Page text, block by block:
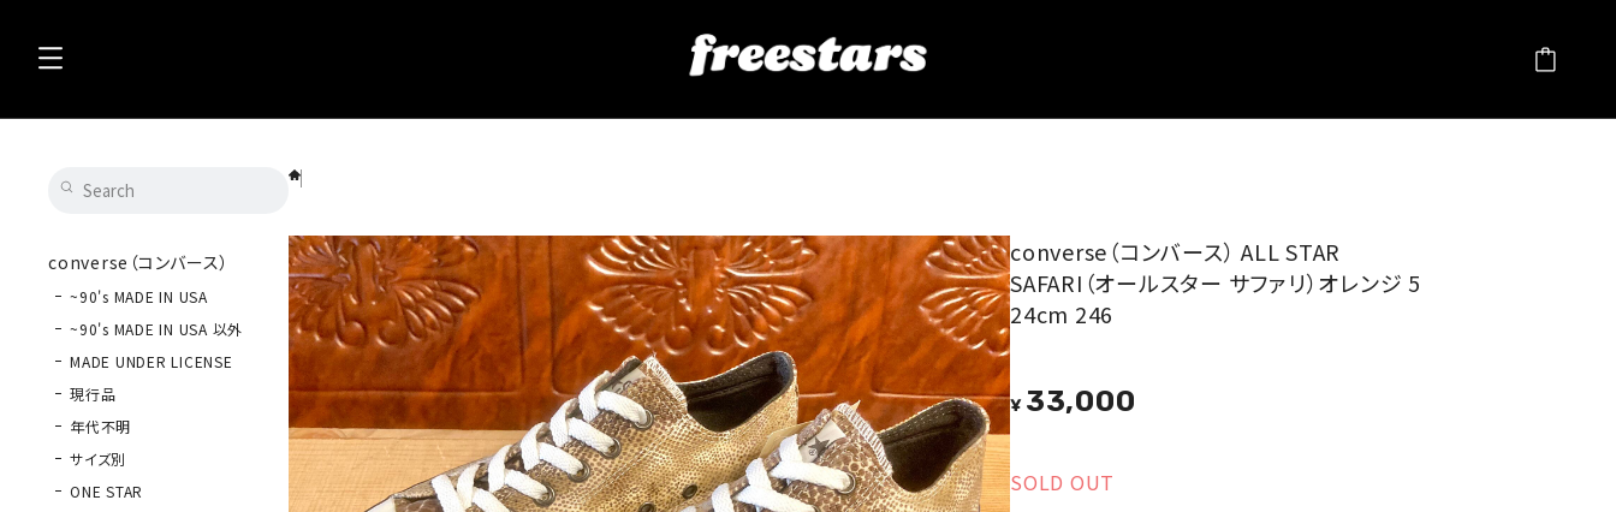
converse（コンバース）
~90's MADE IN USA
~90's MADE IN USA 以外
MADE UNDER LICENSE
現行品
年代不明
サイズ別
ONE STAR
converse（コンバース） ALL STAR
SAFARI（オールスター サファリ）オレンジ 5
24cm 246
¥ 33,000
SOLD OUT